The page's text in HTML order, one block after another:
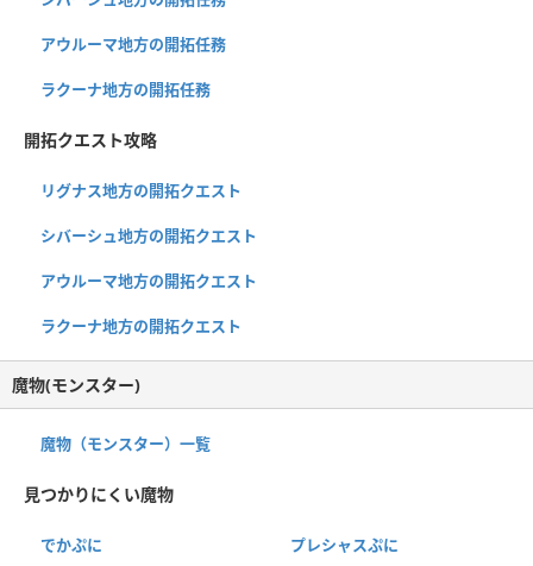
アウルーマ地方の開拓任務
ラクーナ地方の開拓任務
開拓クエスト攻略
リグナス地方の開拓クエスト
シバーシュ地方の開拓クエスト
アウルーマ地方の開拓クエスト
ラクーナ地方の開拓クエスト
魔物(モンスター)
魔物（モンスター）一覧
見つかりにくい魔物
でかぷに プレシャスぷに